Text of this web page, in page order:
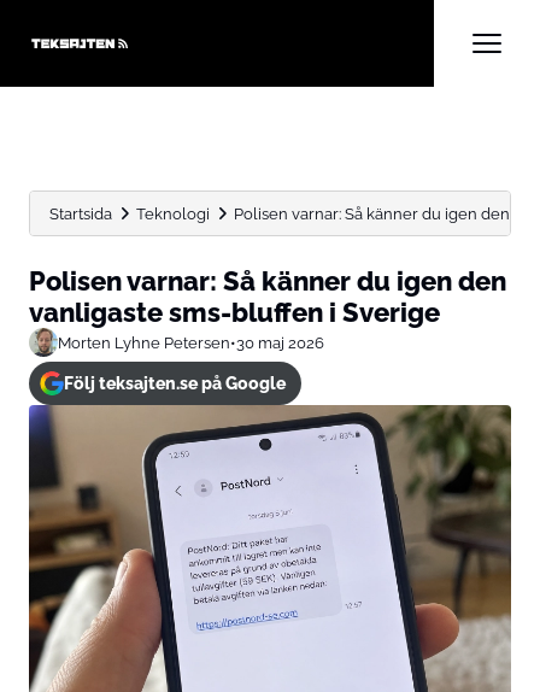
Startsida Teknologi Polisen varnar: Så känner du igen den
Polisen varnar: Så känner du igen den
vanligaste sms-bluffen i Sverige
Morten Lyhne Petersen•30 maj 2026
Följ teksajten.se på Google